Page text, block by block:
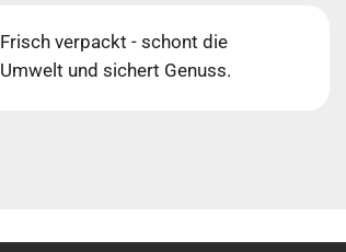
Frisch verpackt - schont die
Umwelt und sichert Genuss.